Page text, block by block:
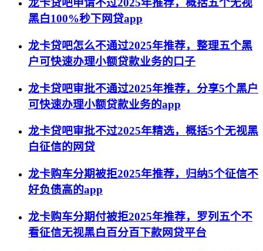
龙卡贷吧申请不过2025年推荐，概括五个无视
黑白100%秒下网贷app
龙卡贷吧怎么不通过2025年推荐，整理五个黑
户可快速办理小额贷款业务的口子
龙卡贷吧审批不通过2025年推荐，分享5个黑户
可快速办理小额贷款业务的app
龙卡贷吧审批不过2025年精选，概括5个无视黑
白征信的网贷
龙卡购车分期被拒2025年推荐，归纳5个征信不
好负债高的app
龙卡购车分期付被拒2025年推荐，罗列五个不
看征信无视黑白百分百下款网贷平台